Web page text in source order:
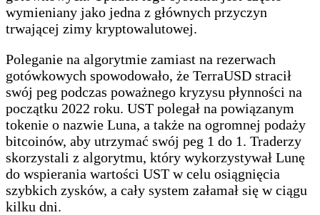
wymieniany jako jedna z głównych przyczyn
trwającej zimy kryptowalutowej.
Poleganie na algorytmie zamiast na rezerwach
gotówkowych spowodowało, że TerraUSD stracił
swój peg podczas poważnego kryzysu płynności na
początku 2022 roku. UST polegał na powiązanym
tokenie o nazwie Luna, a także na ogromnej podaży
bitcoinów, aby utrzymać swój peg 1 do 1. Traderzy
skorzystali z algorytmu, który wykorzystywał Lunę
do wspierania wartości UST w celu osiągnięcia
szybkich zysków, a cały system załamał się w ciągu
kilku dni.